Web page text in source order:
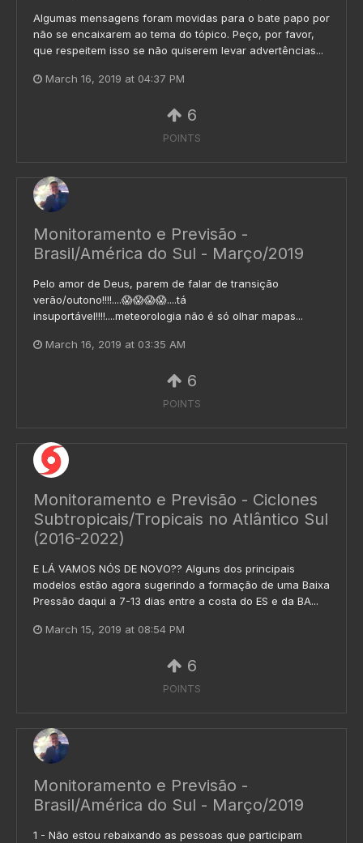
Algumas mensagens foram movidas para o bate papo por
não se encaixarem ao tema do tópico. Peço, por favor,
que respeitem isso se não quiserem levar advertências...
March 16, 2019 at 04:37 PM
6
POINTS
Monitoramento e Previsão -
Brasil/América do Sul - Março/2019
Pelo amor de Deus, parem de falar de transição
verão/outono!!!!....😱😱😱😱....tá
insuportável!!!!....meteorologia não é só olhar mapas...
March 16, 2019 at 03:35 AM
6
POINTS
Monitoramento e Previsão - Ciclones
Subtropicais/Tropicais no Atlântico Sul
(2016-2022)
E LÁ VAMOS NÓS DE NOVO?? Alguns dos principais
modelos estão agora sugerindo a formação de uma Baixa
Pressão daqui a 7-13 dias entre a costa do ES e da BA...
March 15, 2019 at 08:54 PM
6
POINTS
Monitoramento e Previsão -
Brasil/América do Sul - Março/2019
1 - Não estou rebaixando as pessoas que participam